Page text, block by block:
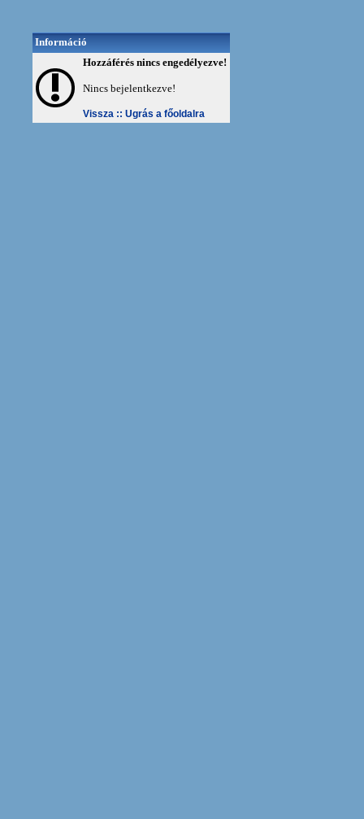
Információ
Hozzáférés nincs engedélyezve!
Nincs bejelentkezve!
Vissza :: Ugrás a főoldalra